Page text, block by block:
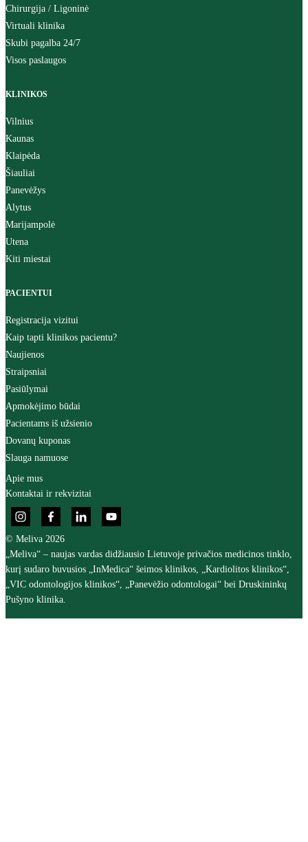
Chirurgija / Ligoninė
Virtuali klinika
Skubi pagalba 24/7
Visos paslaugos
KLINIKOS
Vilnius
Kaunas
Klaipėda
Šiauliai
Panevėžys
Alytus
Marijampolė
Utena
Kiti miestai
PACIENTUI
Registracija vizitui
Kaip tapti klinikos pacientu?
Naujienos
Straipsniai
Pasiūlymai
Apmokėjimo būdai
Pacientams iš užsienio
Dovanų kuponas
Slauga namuose
Apie mus
Kontaktai ir rekvizitai
© Meliva 2026
„Meliva“ – naujas vardas didžiausio Lietuvoje privačios medicinos tinklo,
kurį sudaro buvusios „InMedica“ šeimos klinikos, „Kardiolitos klinikos“,
„VIC odontologijos klinikos“, „Panevėžio odontologai“ bei Druskininkų
Pušyno klinika.